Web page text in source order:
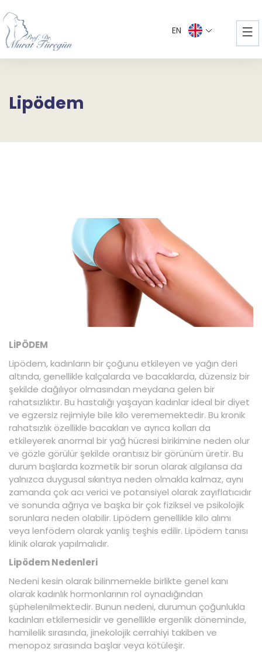
EN
Lipödem
LİPÖDEM
Lipödem, kadınların bir çoğunu etkileyen ve yağın deri
altında, genellikle kalçalarda ve bacaklarda, düzensiz bir
şekilde dağılıyor olmasından meydana gelen bir
rahatsızlıktır. Bu hastalığı yaşayan kadınlar ideal bir diyet
ve egzersiz rejimiyle bile kilo verememektedir. Bu kronik
rahatsızlık özellikle bacakları ve ayrıca kolları da
etkileyerek anormal bir yağ hücresi birikimine neden olur
ve gözle görülür şekilde orantısız bir görünüm üretir. Bu
durum başlarda kozmetik bir sorun olarak algılansa da
yalnızca duygusal sıkıntıya neden olmakla kalmaz, aynı
zamanda çok acı verici ve potansiyel olarak zayıflatıcıdır
ve sonunda ağrıya ve başka bir çok fiziksel ve psikolojik
sorunlara neden olabilir. Lipödem genellikle kilo alımı
veya lenfödem olarak yanlış teşhis edilir. Lipödem tanısı
klinik olarak yapılmalıdır.
Lipödem Nedenleri
Nedeni kesin olarak bilinmemekle birlikte genel kanı
olarak kadınlık hormonlarının rol oynadığından
şüphelenilmektedir. Bunun nedeni, durumun çoğunlukla
kadınları etkilemesidir ve genellikle ergenlik döneminde,
hamilelik sırasında, jinekolojik cerrahiyi takiben ve
menopoz sırasında başlar veya kötüleşir.